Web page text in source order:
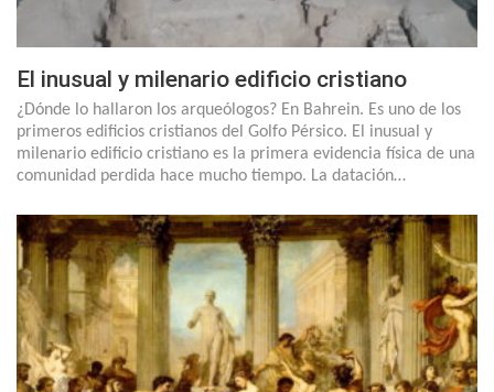
El inusual y milenario edificio cristiano
¿Dónde lo hallaron los arqueólogos? En Bahrein. Es uno de los
primeros edificios cristianos del Golfo Pérsico. El inusual y
milenario edificio cristiano es la primera evidencia física de una
comunidad perdida hace mucho tiempo. La datación…